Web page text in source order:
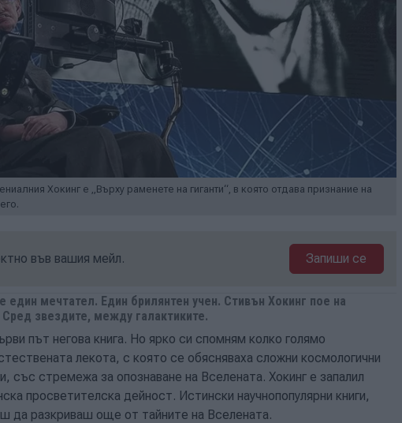
Хокинг е „Върху раменете на гиганти“, в която отдава признание на
във вашия мейл. Запиши се
един мечтател. Един брилянтен учен. Стивън Хокинг пое на
звездите, между галактиките.
път негова книга. Но ярко си спомням колко голямо
лекота, с която се обясняваха сложни космологични
със стремежа за опознаване на Вселената. Хокинг е запалил
просветителска дейност. Истински научнопопулярни книги,
да разкриваш още от тайните на Вселената.